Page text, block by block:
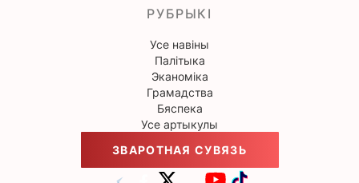
РУБРЫКІ
Усе навіны
Палітыка
Эканоміка
Грамадства
Бяспека
Усе артыкулы
ЗВАРОТНАЯ СУВЯЗЬ